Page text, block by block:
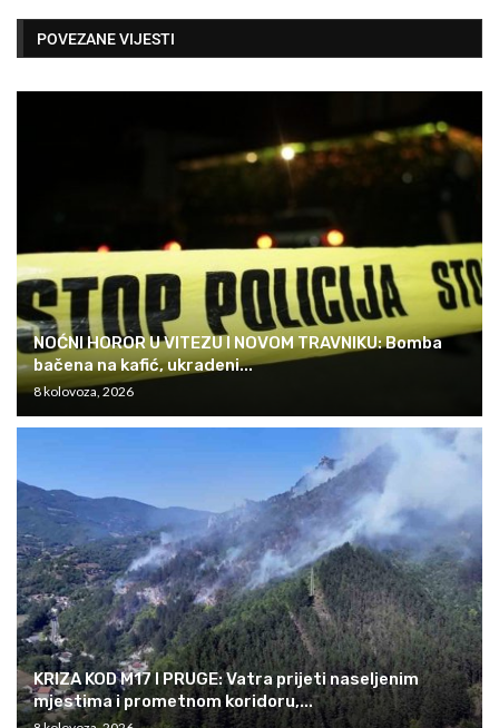
POVEZANE VIJESTI
NOĆNI HOROR U VITEZU I NOVOM TRAVNIKU: Bomba
bačena na kafić, ukradeni...
8 kolovoza, 2026
KRIZA KOD M17 I PRUGE: Vatra prijeti naseljenim
mjestima i prometnom koridoru,...